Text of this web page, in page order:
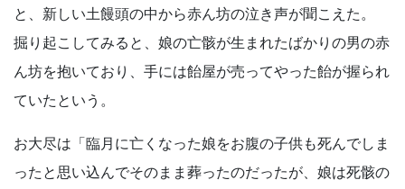
と、新しい土饅頭の中から赤ん坊の泣き声が聞こえた。
掘り起こしてみると、娘の亡骸が生まれたばかりの男の赤
ん坊を抱いており、手には飴屋が売ってやった飴が握られ
ていたという。
お大尽は「臨月に亡くなった娘をお腹の子供も死んでしま
ったと思い込んでそのまま葬ったのだったが、娘は死骸の